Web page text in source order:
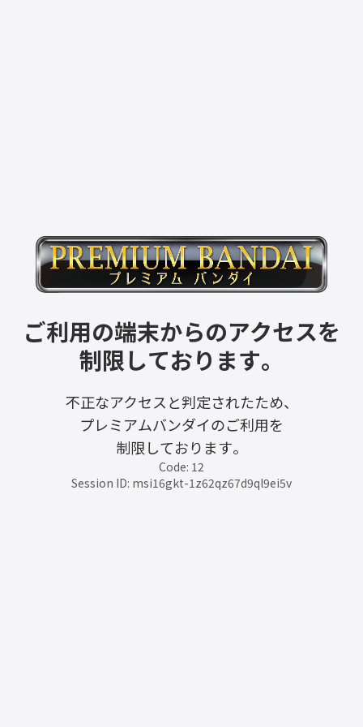
ご利用の端末からのアクセスを
制限しております。
不正なアクセスと判定されたため、
プレミアムバンダイのご利用を
制限しております。
Code: 12
Session ID: msi16gkt-1z62qz67d9ql9ei5v